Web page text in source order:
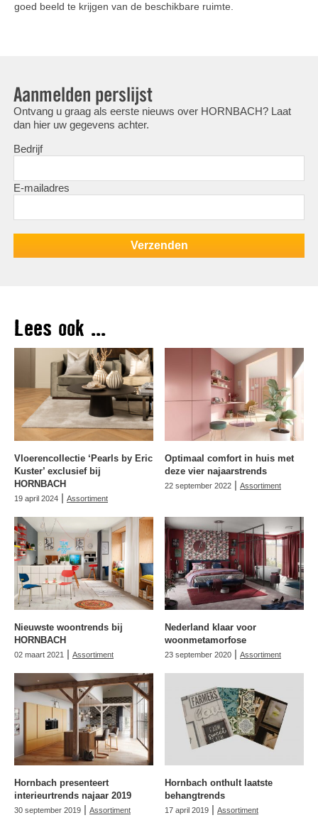
goed beeld te krijgen van de beschikbare ruimte.
Aanmelden perslijst
Ontvang u graag als eerste nieuws over HORNBACH? Laat
dan hier uw gegevens achter.
Bedrijf
E-mailadres
Lees ook ...
Vloerencollectie ‘Pearls by Eric
Kuster’ exclusief bij
HORNBACH
19 april 2024 | Assortiment
Optimaal comfort in huis met
deze vier najaarstrends
22 september 2022 | Assortiment
Nieuwste woontrends bij
HORNBACH
02 maart 2021 | Assortiment
Nederland klaar voor
woonmetamorfose
23 september 2020 | Assortiment
Hornbach presenteert
interieurtrends najaar 2019
30 september 2019 | Assortiment
Hornbach onthult laatste
behangtrends
17 april 2019 | Assortiment